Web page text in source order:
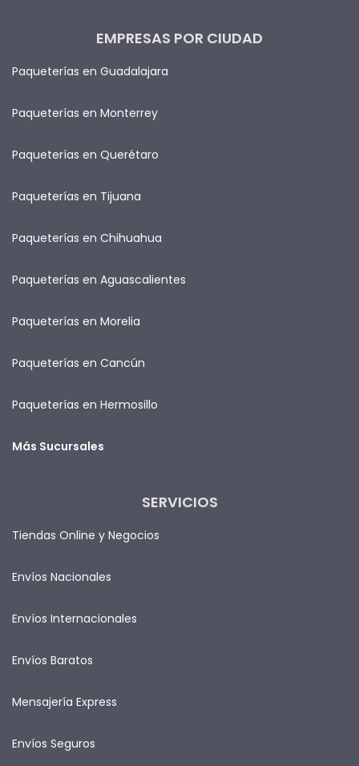
EMPRESAS POR CIUDAD
Paqueterías en Guadalajara
Paqueterías en Monterrey
Paqueterías en Querétaro
Paqueterías en Tijuana
Paqueterías en Chihuahua
Paqueterías en Aguascalientes
Paqueterías en Morelia
Paqueterías en Cancún
Paqueterías en Hermosillo
Más Sucursales
SERVICIOS
Tiendas Online y Negocios
Envíos Nacionales
Envíos Internacionales
Envíos Baratos
Mensajería Express
Envíos Seguros